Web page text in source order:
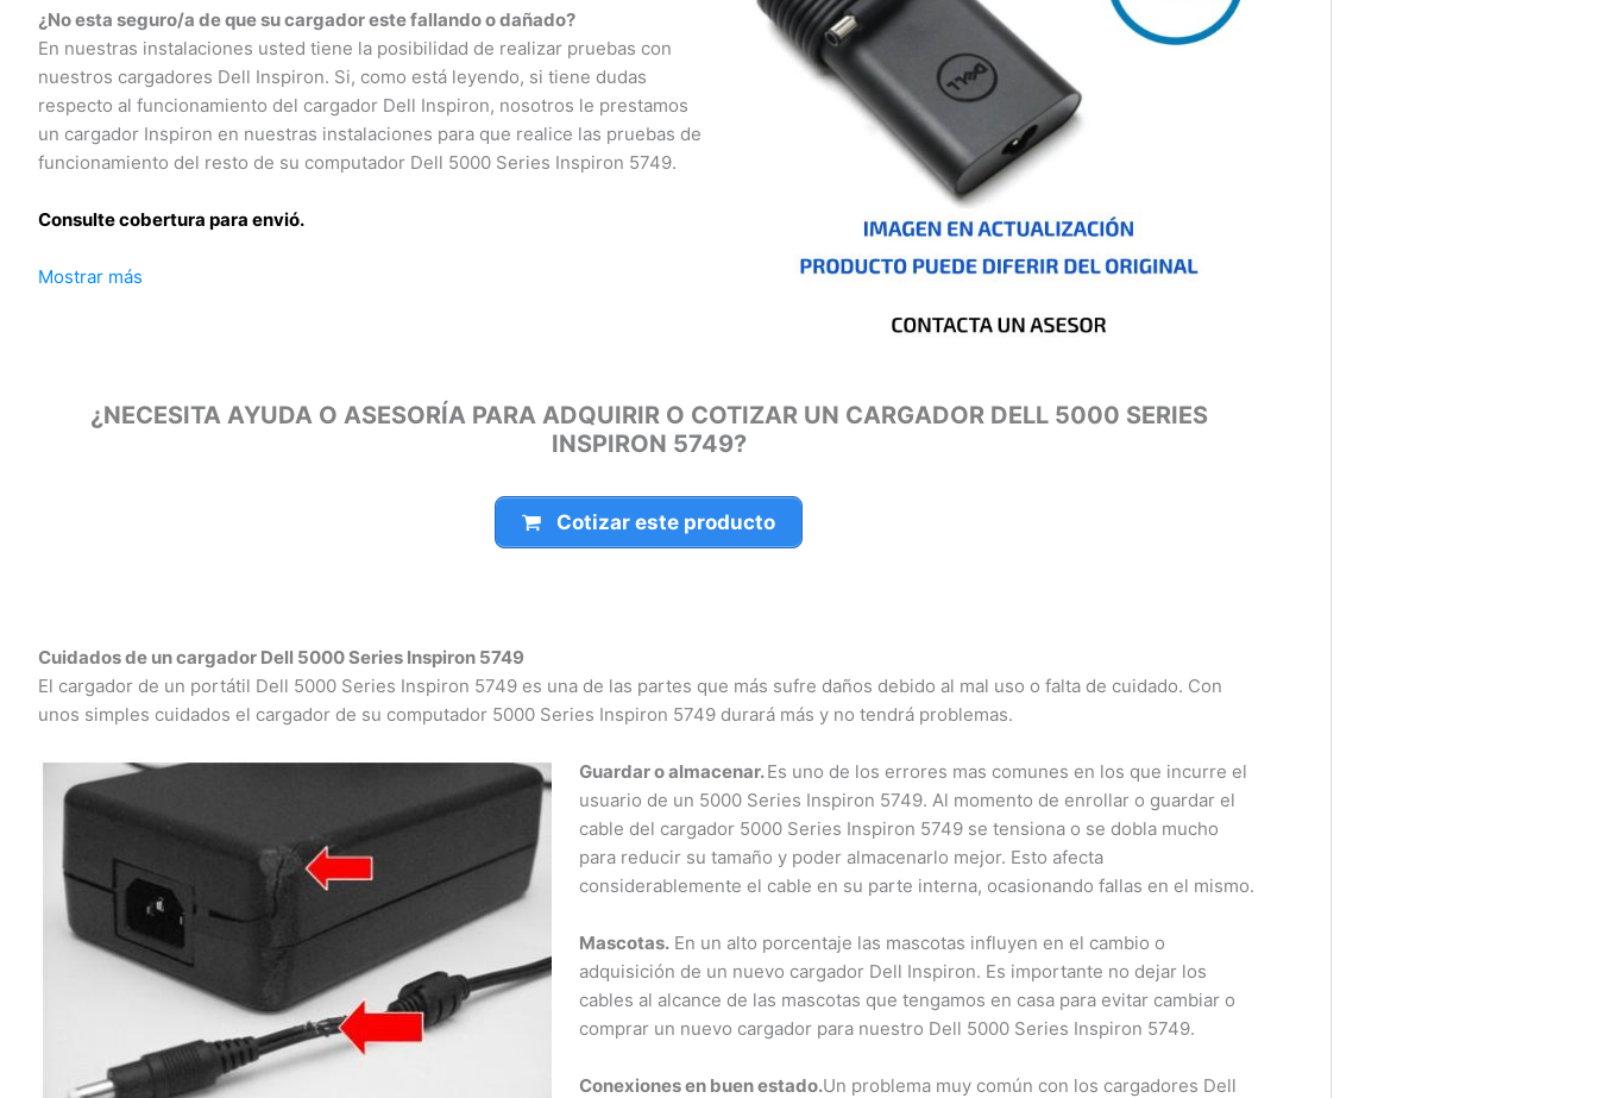
¿No esta seguro/a de que su cargador este fallando o dañado?
En nuestras instalaciones usted tiene la posibilidad de realizar pruebas con
nuestros cargadores Dell Inspiron. Si, como está leyendo, si tiene dudas
respecto al funcionamiento del cargador Dell Inspiron, nosotros le prestamos
un cargador Inspiron en nuestras instalaciones para que realice las pruebas de
funcionamiento del resto de su computador Dell 5000 Series Inspiron 5749.
Consulte cobertura para envió.
Leticia, Medellín, Arauca, Barranquilla, Cartagena, Tunja, Manizales, Florencia,
Mostrar más
¿NECESITA AYUDA O ASESORÍA PARA ADQUIRIR O COTIZAR UN CARGADOR DELL 5000 SERIES
INSPIRON 5749?
Cotizar este producto
Cuidados de un cargador Dell 5000 Series Inspiron 5749
El cargador de un portátil Dell 5000 Series Inspiron 5749 es una de las partes que más sufre daños debido al mal uso o falta de cuidado. Con
unos simples cuidados el cargador de su computador 5000 Series Inspiron 5749 durará más y no tendrá problemas.
Guardar o almacenar.Es uno de los errores mas comunes en los que incurre el
usuario de un 5000 Series Inspiron 5749. Al momento de enrollar o guardar el
cable del cargador 5000 Series Inspiron 5749 se tensiona o se dobla mucho
para reducir su tamaño y poder almacenarlo mejor. Esto afecta
considerablemente el cable en su parte interna, ocasionando fallas en el mismo.
Mascotas.En un alto porcentaje las mascotas influyen en el cambio o
adquisición de un nuevo cargador Dell Inspiron. Es importante no dejar los
cables al alcance de las mascotas que tengamos en casa para evitar cambiar o
comprar un nuevo cargador para nuestro Dell 5000 Series Inspiron 5749.
Conexiones en buen estado.Un problema muy común con los cargadores Dell